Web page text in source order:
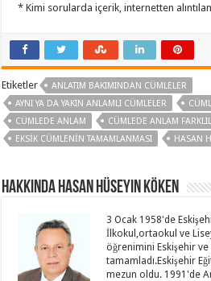
* Kimi sorularda içerik, internetten
Etiketler
ANLATIM BAKIMINDAN CÜMLELER
AYNI YA DA YAKIN ANLAMLI CÜMLELER
CÜMLEDE ANLAM
CÜMLEDE ANLAM
EKSIK CÜMLENIN TAMAMLANMASI
HASAN
Hakkında Hasan Hüseyin KÖKEN
3 Ocak 1958'de
İlkokul,ortaokul ve
öğrenimini Eskişehir
tamamladı.Eskişehir
mezun oldu. 1991'de